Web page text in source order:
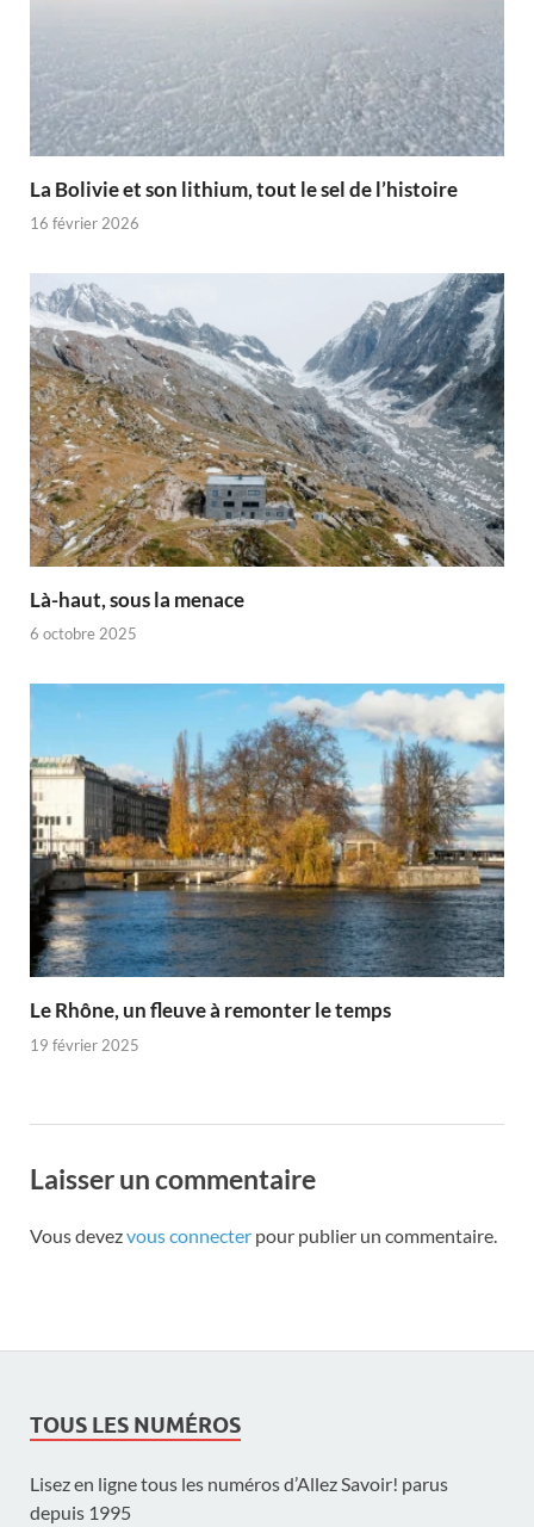
La Bolivie et son lithium, tout le sel de l’histoire
16 février 2026
Là-haut, sous la menace
6 octobre 2025
Le Rhône, un fleuve à remonter le temps
19 février 2025
Laisser un commentaire
Vous devezvous connecter pour publier un commentaire.
TOUS LES NUMÉROS
Lisez en ligne tous les numéros d’Allez Savoir! parus
depuis 1995